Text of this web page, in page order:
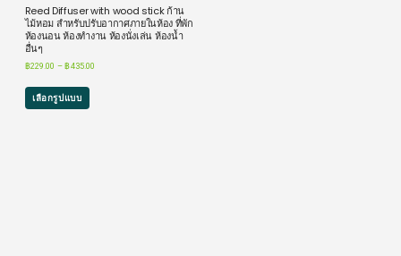
Reed Diffuser with wood stick ก้าน
ไม้หอม สำหรับปรับอากาศภายในห้อง ที่พัก
ห้องนอน ห้องทำงาน ห้องนั่งเล่น ห้องน้ำ
อื่นๆ
฿229.00 – ฿435.00
เลือกรูปแบบ